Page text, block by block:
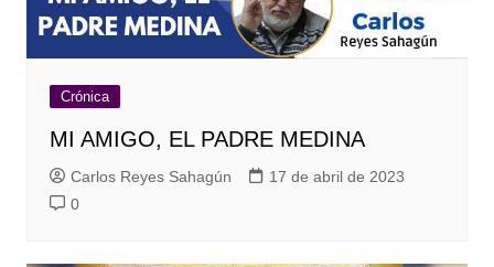
Crónica
MI AMIGO, EL PADRE MEDINA
Carlos Reyes Sahagún
17 de abril de 2023
0